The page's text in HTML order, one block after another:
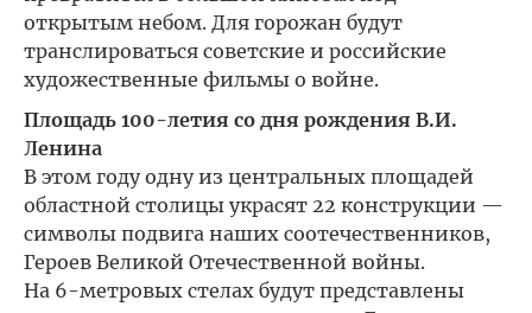
открытым небом. Для горожан будут
транслироваться советские и российские
художественные фильмы о войне.
Площадь 100-летия со дня рождения В.И.
Ленина
В этом году одну из центральных площадей
областной столицы украсят 22 конструкции —
символы подвига наших соотечественников,
Героев Великой Отечественной войны.
На 6-метровых стелах будут представлены